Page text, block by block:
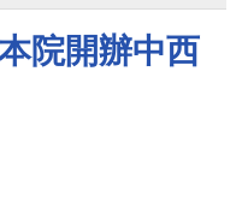
院開辦中西